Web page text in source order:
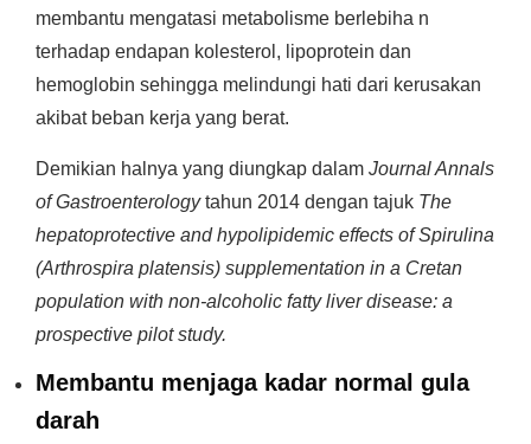
membantu mengatasi metabolisme berlebiha n
terhadap endapan kolesterol, lipoprotein dan
hemoglobin sehingga melindungi hati dari kerusakan
akibat beban kerja yang berat.
Demikian halnya yang diungkap dalam Journal Annals
of Gastroenterologytahun 2014 dengan tajuk The
hepatoprotective and hypolipidemic effects of Spirulina
(Arthrospira platensis) supplementation in a Cretan
population with non-alcoholic fatty liver disease: a
prospective pilot study.
Membantu menjaga kadar normal gula
darah